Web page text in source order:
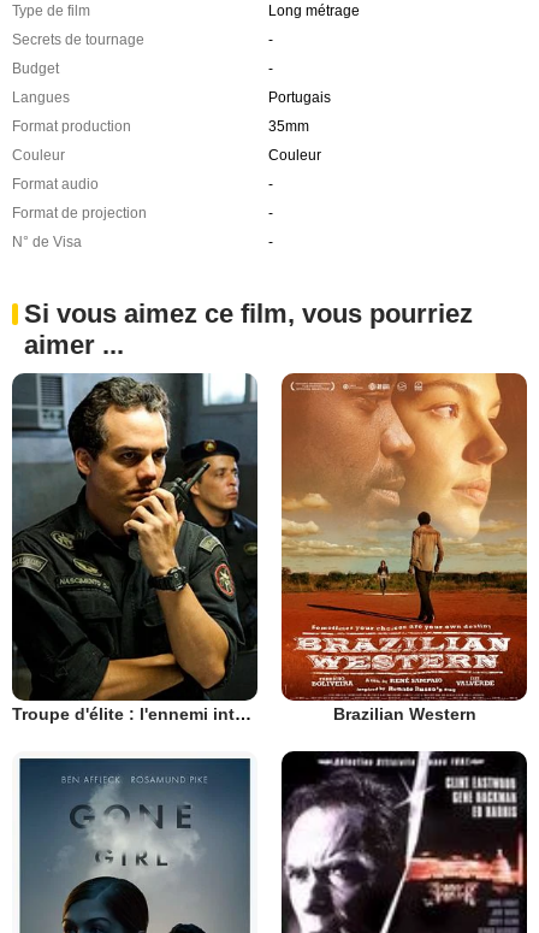
Type de film
Long métrage
Secrets de tournage
-
Budget
-
Langues
Portugais
Format production
35mm
Couleur
Couleur
Format audio
-
Format de projection
-
N° de Visa
-
Si vous aimez ce film, vous pourriez
aimer ...
Troupe d'élite : l'ennemi intérieur Brazilian Western